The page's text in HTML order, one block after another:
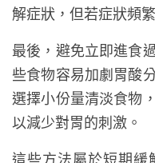
解症狀，但若症狀頻
最後，避免立即進食
些食物容易加劇胃酸
選擇小份量清淡食物
以減少對胃的刺激。
這些方法屬於短期